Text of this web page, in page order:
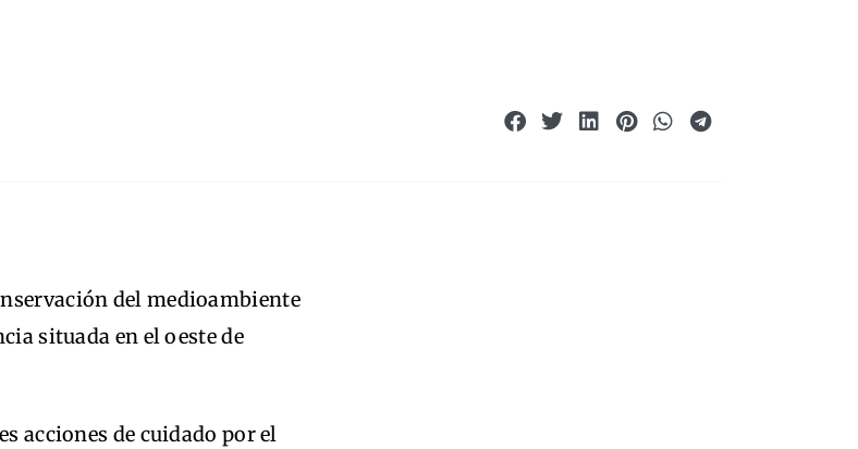
del medioambiente
situada en el oeste de
acciones de cuidado por el